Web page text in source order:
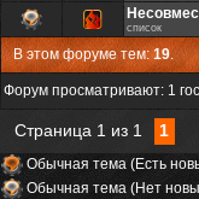
список
В этом форуме тем: 19.
Форум просматривают: 1
Страница 1 из 1 1
Обычная тема (Есть
Обычная тема (Нет